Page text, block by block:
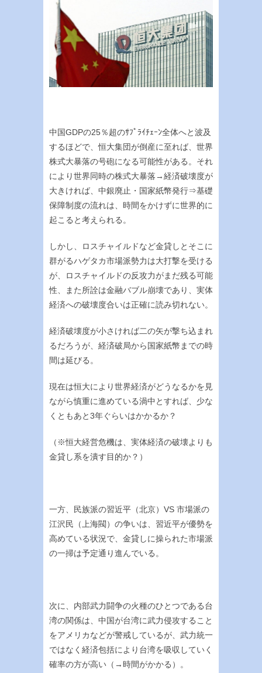
中国GDPの25％超のｻﾌﾟﾗｲﾁｪｰﾝ全体へと波及
するほどで、恒大集団が倒産に至れば、世界
株式大暴落の号砲になる可能性がある。それ
により世界同時の株式大暴落→経済破壊度が
大きければ、中銀廃止・国家紙幣発行⇒基礎
保障制度の流れは、時間をかけずに世界的に
起こると考えられる。
しかし、ロスチャイルドなど金貸しとそこに
群がるハゲタカ市場派勢力は大打撃を受ける
が、ロスチャイルドの反攻力がまだ残る可能
性、また所詮は金融バブル崩壊であり、実体
経済への破壊度合いは正確に読み切れない。
経済破壊度が小さければ二の矢が撃ち込まれ
るだろうが、経済破局から国家紙幣までの時
間は延びる。
現在は恒大により世界経済がどうなるかを見
ながら慎重に進めている渦中とすれば、少な
くともあと3年ぐらいはかかるか？
（※恒大経営危機は、実体経済の破壊よりも
金貸し系を潰す目的か？）
一方、民族派の習近平（北京）VS 市場派の
江沢民（上海閥）の争いは、習近平が優勢を
高めている状況で、金貸しに操られた市場派
の一掃は予定通り進んでいる。
次に、内部武力闘争の火種のひとつである台
湾の関係は、中国が台湾に武力侵攻すること
をアメリカなどが警戒しているが、武力統一
ではなく経済包括により台湾を吸収していく
確率の方が高い（→時間がかかる）。